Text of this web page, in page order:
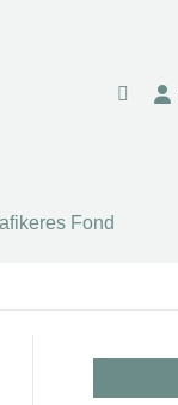
Fond